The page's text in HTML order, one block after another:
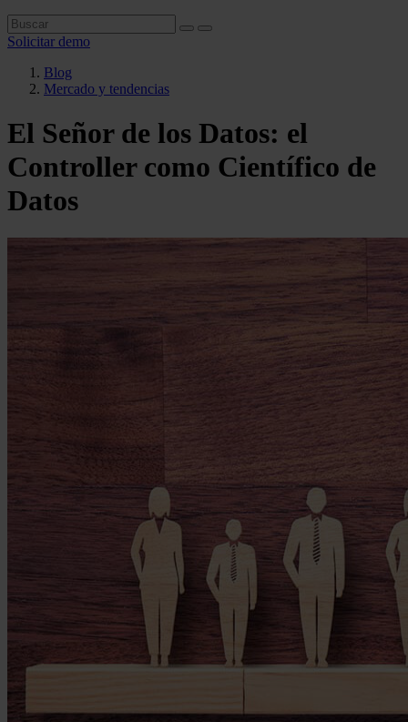
Solicitar demo
Blog
Mercado y tendencias
El Señor de los Datos: el
Controller como Científico de
Datos